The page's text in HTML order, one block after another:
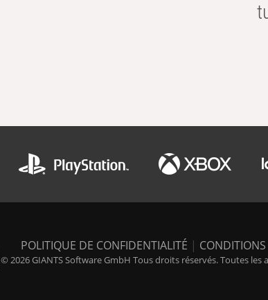
POLITIQUE DE CONFIDENTIALITÉ |
© 2026 GIANTS Software GmbH Tous droits réservés. Toutes